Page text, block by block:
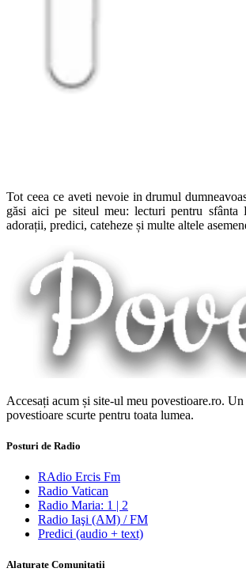
Tot ceea ce aveti nevoie in drumul
găsi aici pe siteul meu: lecturi pentru sfânta
adorații, predici, cateheze și multe altele
Accesați acum și site-ul meu povestioare.ro.
povestioare scurte pentru toata lumea.
Posturi de Radio
RAdio Ercis Fm
Radio Vatican
Radio Maria: 1 | 2
Radio Iaşi (AM) / FM
Predici (audio + text)
Alaturate Comunitatii